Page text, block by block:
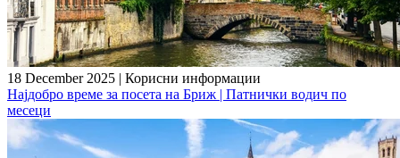
18 December 2025 | Корисни информации
Најдобро време за посета на Бриж | Патнички водич по
месеци